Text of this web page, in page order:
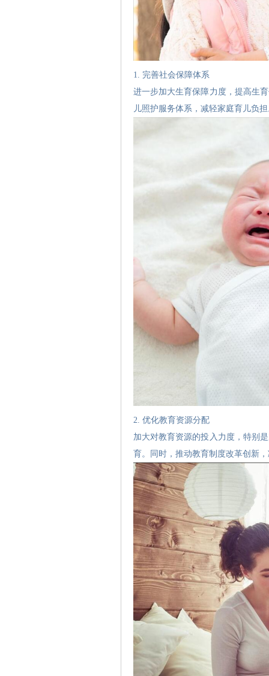
1. 完善社会保障体系
进一步加大生育保障力度，提高生
儿照护服务体系，减轻家庭育儿负
2. 优化教育资源分配
加大对教育资源的投入力度，特别
育。同时，推动教育制度改革创新